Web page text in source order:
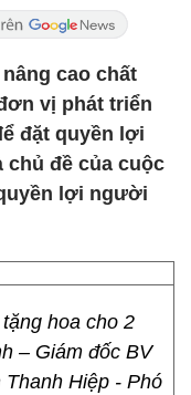
cao chất
vị phát triển
đặt quyền lợi
đề của cuộc
lợi người
hoa cho 2
– Giám đốc BV
Hiệp - Phó